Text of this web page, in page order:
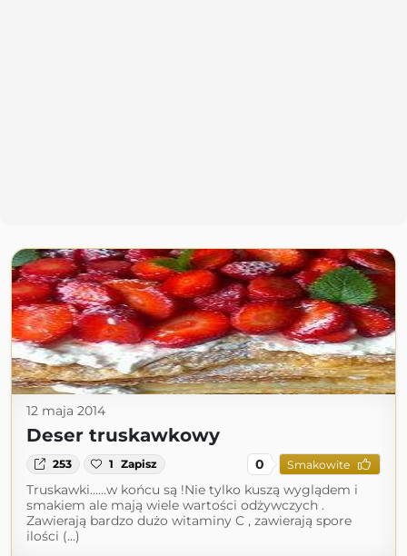
12 maja 2014
Deser truskawkowy
253 1 Zapisz 0 Smakowite
Truskawki......w końcu są !Nie tylko kuszą wyglądem i
smakiem ale mają wiele wartości odżywczych .
Zawierają bardzo dużo witaminy C , zawierają spore
ilości (...)